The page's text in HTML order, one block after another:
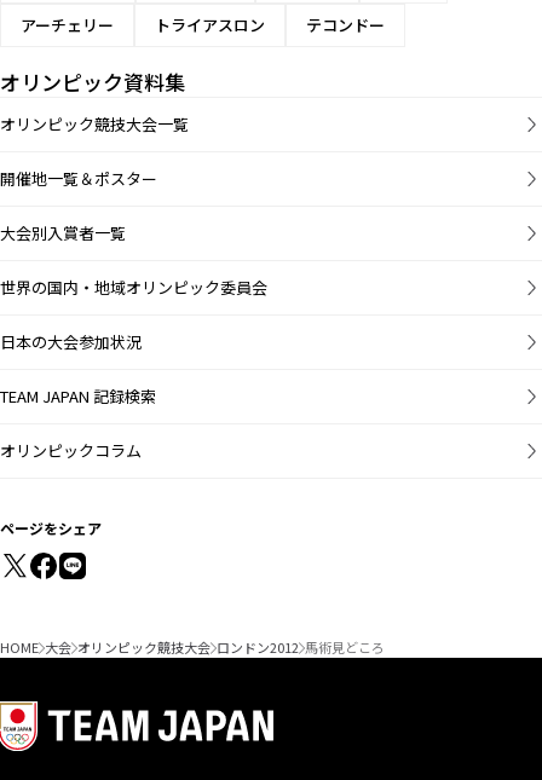
アーチェリー
トライアスロン テコンドー
オリンピック資料集
オリンピック競技大会一覧
開催地一覧＆ポスター
大会別入賞者一覧
世界の国内・地域オリンピック委員会
日本の大会参加状況
TEAM JAPAN 記録検索
オリンピックコラム
ページをシェア
HOME 大会 オリンピック競技大会 ロンドン2012 馬術見どころ